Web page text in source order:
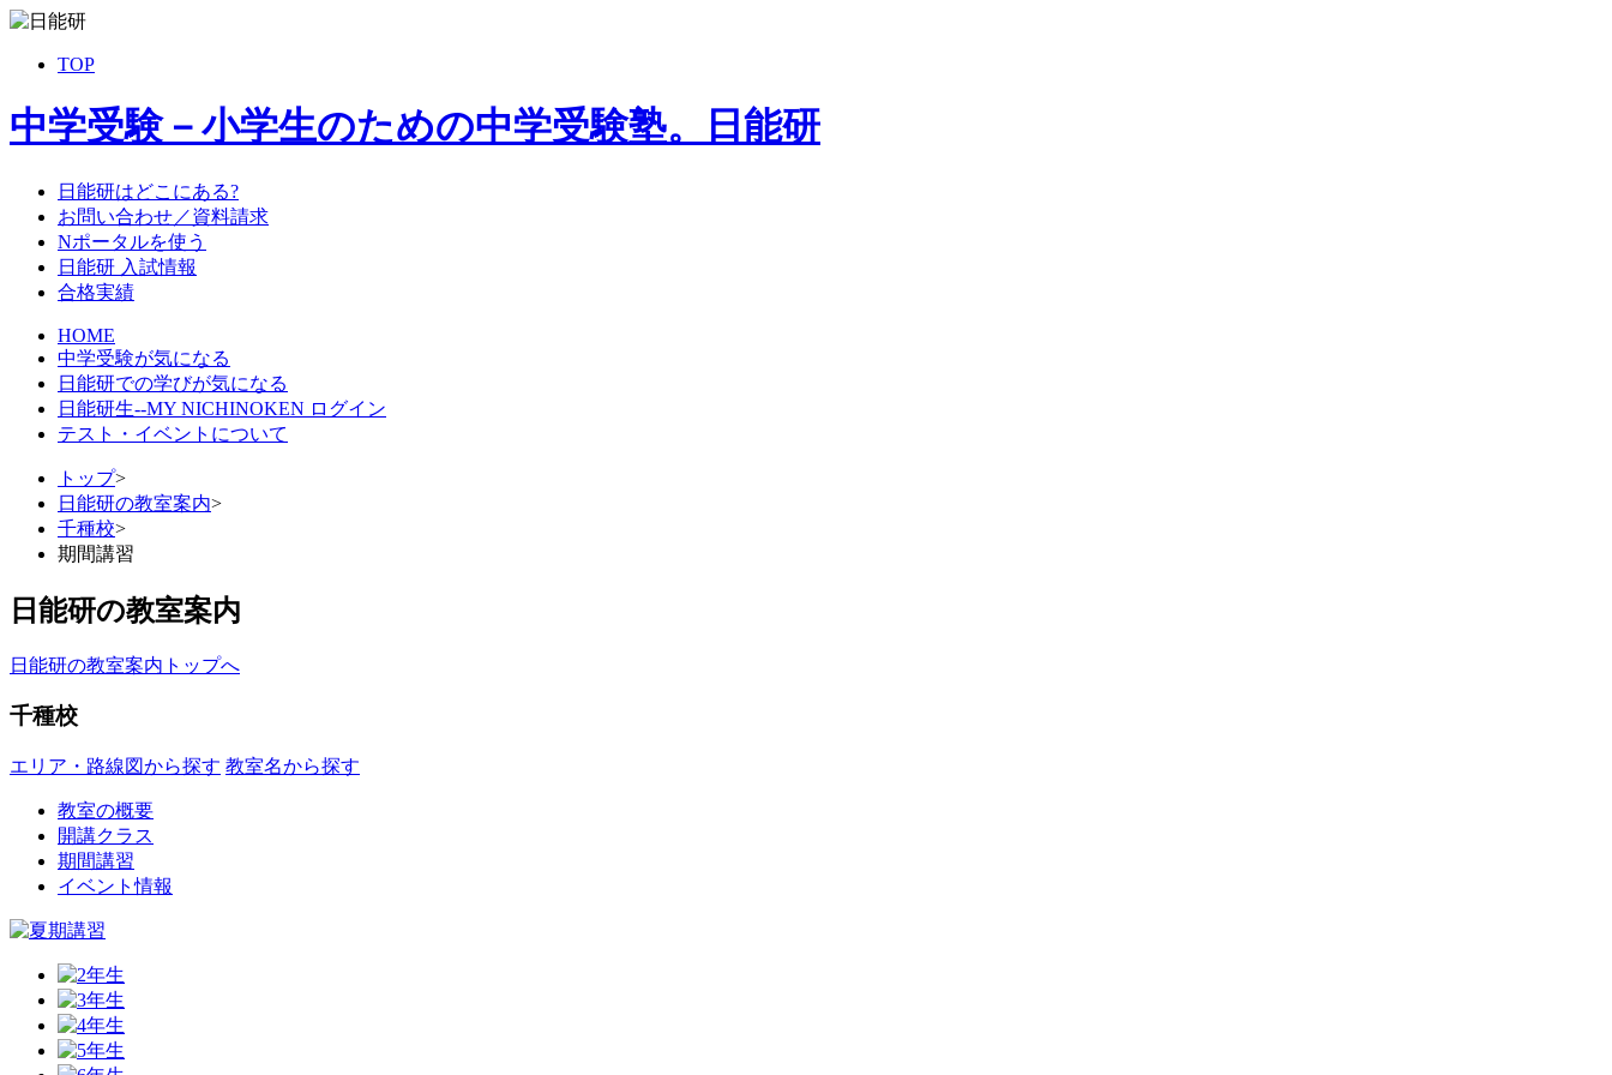
TOP
中学受験－小学生のための中学受験塾。日能研
日能研はどこにある?
お問い合わせ／資料請求
Nポータルを使う
日能研 入試情報
合格実績
HOME
中学受験が気になる
日能研での学びが気になる
日能研生--MY NICHINOKEN ログイン
テスト・イベントについて
トップ>
日能研の教室案内>
千種校>
期間講習
日能研の教室案内
日能研の教室案内トップへ
千種校
エリア・路線図から探す 教室名から探す
教室の概要
開講クラス
期間講習
イベント情報